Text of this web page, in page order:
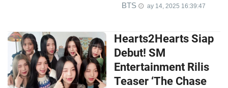
BTS ay 14, 2025 16:39:47
Hearts2Hearts Siap
Debut! SM
Entertainment Rilis
Teaser ‘The Chase